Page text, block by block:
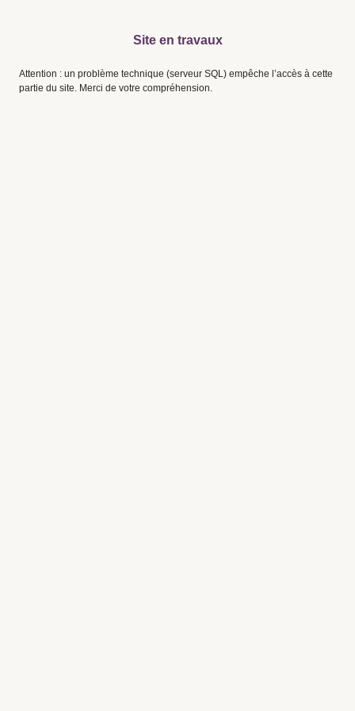
Site en travaux
Attention : un problème technique (serveur SQL) empêche l’accès à cette
partie du site. Merci de votre compréhension.